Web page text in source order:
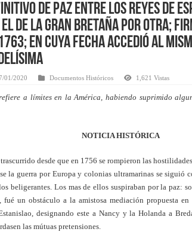
de paz entre los reyes de
de la Gran Bretaña por otra;
en cuya fecha accedió al
01/2020 Documentos Históricos 1,621 Vistas
a límites en la América, habiendo suprimido
NOTICIA HISTÓRICA
desde que en 1756 se rompieron las
la guerra por Europa y colonias ultramarinas se siguió
beligerantes. Los mas de ellos suspiraban por la paz:
fué un obstáculo a la amistosa mediación propuesta
designando este a Nancy y la Holanda a
las mútuas pretensiones.